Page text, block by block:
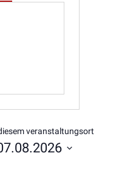
veranstaltungsort